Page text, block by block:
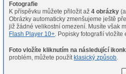
Fotografie
K příspěvku můžete přiložit až4 obrázky
Obrázky automaticky zmenšujeme ještě
již žádné velikostní
Flash Player 10+ . Popisky fotografií
Foto vložíte kliknutím na následující
problém, můžete použítklasický způsob.